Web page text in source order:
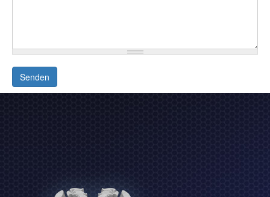
Senden